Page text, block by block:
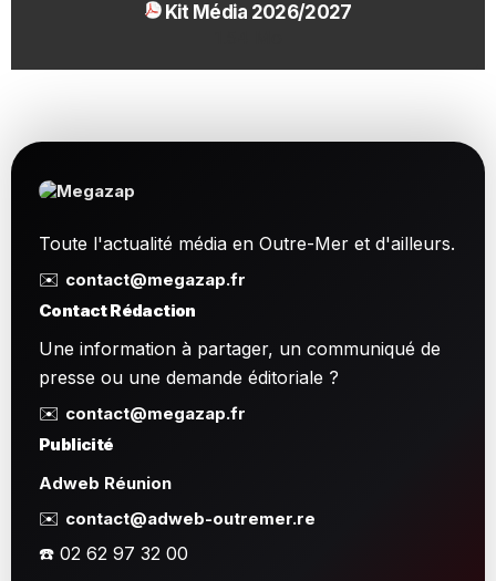
Kit Média 2026/2027
Toute l'actualité média en Outre-Mer et d'ailleurs.
✉️ contact@megazap.fr
Contact Rédaction
Une information à partager, un communiqué de
presse ou une demande éditoriale ?
✉️ contact@megazap.fr
Publicité
Adweb Réunion
✉️ contact@adweb-outremer.re
☎️ 02 62 97 32 00